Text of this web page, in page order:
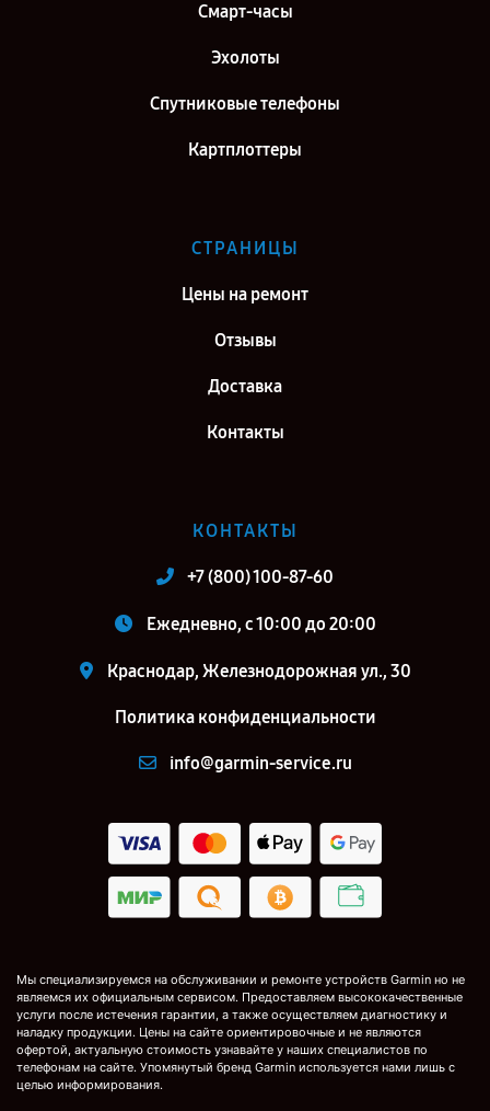
Смарт-часы
Эхолоты
Спутниковые телефоны
Картплоттеры
СТРАНИЦЫ
Цены на ремонт
Отзывы
Доставка
Контакты
КОНТАКТЫ
+7 (800) 100-87-60
Ежедневно, с 10:00 до 20:00
Краснодар, Железнодорожная ул., 30
Политика конфиденциальности
info@garmin-service.ru
Мы специализируемся на обслуживании и ремонте устройств Garmin но не
являемся их официальным сервисом. Предоставляем высококачественные
услуги после истечения гарантии, а также осуществляем диагностику и
наладку продукции. Цены на сайте ориентировочные и не являются
офертой, актуальную стоимость узнавайте у наших специалистов по
телефонам на сайте. Упомянутый бренд Garmin используется нами лишь с
целью информирования.